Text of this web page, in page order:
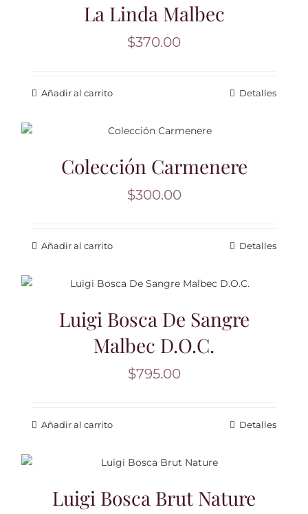
La Linda Malbec
$370.00
Añadir al carrito Detalles
Colección Carmenere
$300.00
Añadir al carrito Detalles
Luigi Bosca De Sangre
Malbec D.O.C.
$795.00
Añadir al carrito Detalles
Luigi Bosca Brut Nature